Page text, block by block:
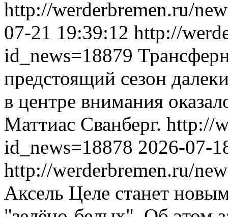
http://werderbremen.ru/
07-21 19:39:12 http://
id_news=18879
предстоящий сезон
в центре внимания
Маттиас Сванберг. http://
id_news=18878 2026-07-
http://werderbremen.ru/
Аксель Целе станет